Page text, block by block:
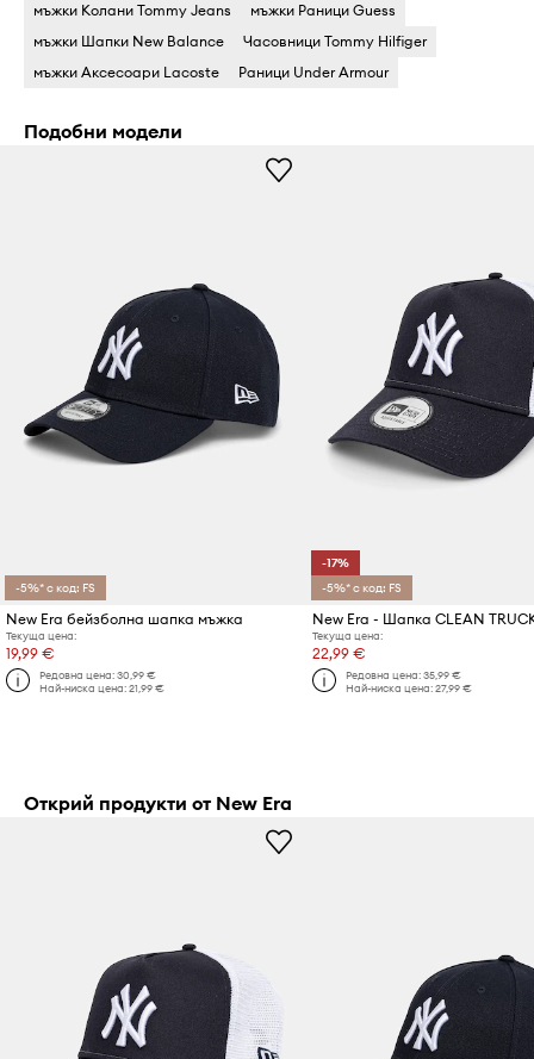
мъжки Колани Tommy Jeans
мъжки Раници Guess
мъжки Шапки New Balance
Часовници Tommy Hilfiger
мъжки Аксесоари Lacoste
Раници Under Armour
Подобни модели
-5%* с код: FS
New Era бейзболна шапка мъжка
Текуща цена:
19,99 €
Редовна цена:30,99 €
Най-ниска цена:21,99 €
-17%
-5%* с код: FS
New Era - Шапка CLEAN
Текуща цена:
22,99 €
Редовна цена:35,99 €
Най-ниска цена:27,99 €
Открий продукти от New Era